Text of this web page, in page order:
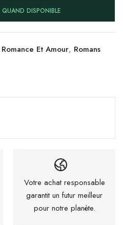
DISPONIBLE
Romance Et Amour, Romans
Votre achat responsable
garantit un futur meilleur
pour notre planète.